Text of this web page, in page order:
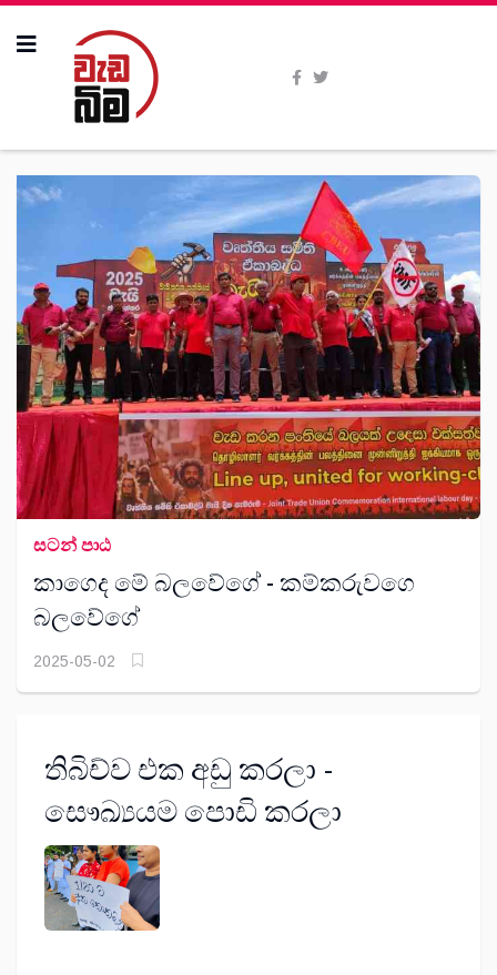
All Stories
සටන් පාඨ
කාගෙද මේ බලවේගේ - කම්කරුවගෙ
බලවේගේ
2025-05-02
තිබිච්ව එක අඩු කරලා -
සෞඛ්‍යයම පොඩි කරලා